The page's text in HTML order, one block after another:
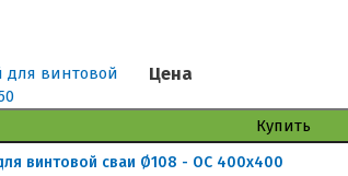
Цена
Купить
винтовой сваи Ø108 - ОС 400x400